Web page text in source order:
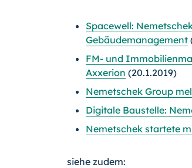
Spacewell:
Gebäudemanagement
FM- und
Axxerion (20.1.2019)
Nemetschek Group
Digitale Baustelle:
Nemetschek startete
siehe zudem: